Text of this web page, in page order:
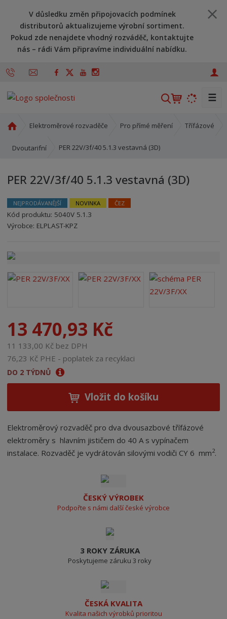
V důsledku změn připojovacích podmínek
distributorů aktualizujeme výrobní sortiment.
Pokud zde nenajdete vhodný rozváděč, kontaktujte
nás – rádi Vám připravíme individuální nabídku.
V
h
t
☰
o
í
t
r
a
Elektroměrové rozvaděče Pro přímé měření Třífázové
Dvoutarifní PER 22V/3f/40 5.1.3 vestavná (3D)
PER 22V/3f/40 5.1.3 vestavná (3D)
NEJPRODÁVANĚJŠÍ NOVINKA ČEZ
Kód produktu: 5040V 5.1.3
Kód výrobce: 8595208629457
Kód dodavatele:8595208629457
Výrobce: ELPLAST-KPZ
13 470,93 Kč
11 133,00 Kč bez DPH
76,23 Kč PHE - poplatek za recyklaci
DO 2 TÝDNŮ
Vložit do košíku
Elektroměrový rozvaděč pro dva dvousazbové třífázové
elektroměry s hlavním jističem do 40 A s vypínačem
instalace. Rozvaděč je vydrátován silovými vodiči CY 6 mm2.
ČESKÝ VÝROBEK
Podpořte s námi další české výrobce
3 ROKY ZÁRUKA
Poskytujeme záruku 3 roky
ČESKÁ KVALITA
Kvalita našich výrobků prioritou